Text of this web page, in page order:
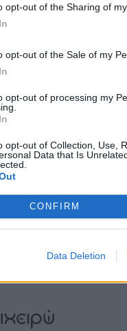
opt-out of the Sharing of
opt-out of the Sale of my
opt-out of processing my
opt-out of Collection, Use,
Data that Is
CONFIRM
Data Deletion
... σχόλια| Κάνε click